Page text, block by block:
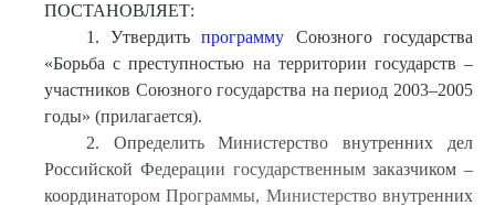
ПОСТАНОВЛЯЕТ:
1. Утвердитьпрограмму Союзного государства
«Борьба с преступностью на территории государств –
участников Союзного государства на период 2003–2005
годы» (прилагается).
2. Определить Министерство внутренних дел
Российской Федерации государственным заказчиком –
координатором Программы, Министерство внутренних